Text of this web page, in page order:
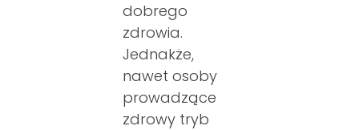
dobrego
zdrowia.
Jednakże,
nawet osoby
prowadzące
zdrowy tryb